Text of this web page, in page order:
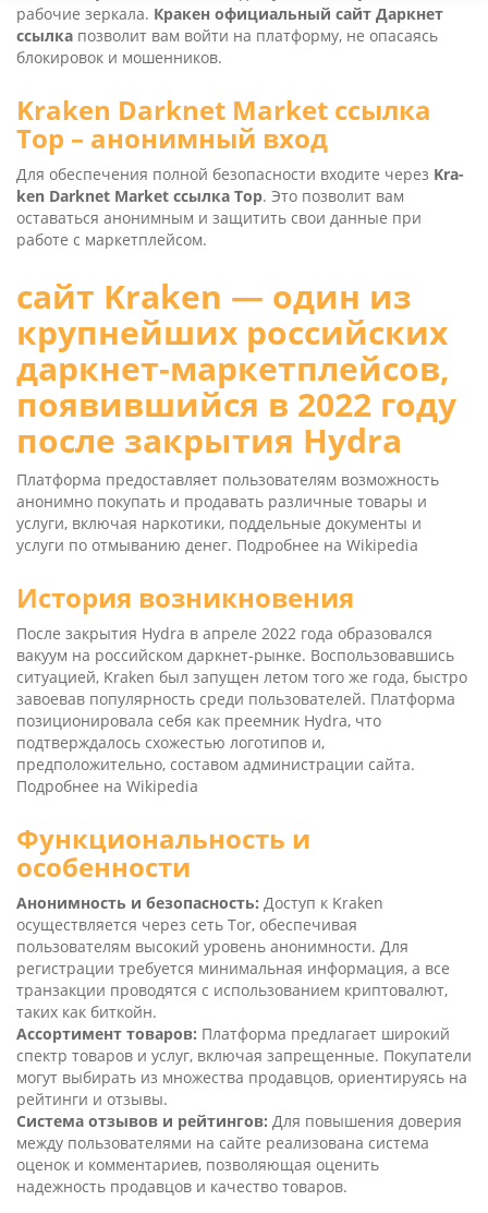
рабочие зеркала. Кракен официальный сайт Даркнет
ссылка позволит вам войти на платформу, не опасаясь
блокировок и мошенников.
Kra­ken Dark­net Mar­ket ссылка
Тор – анонимный вход
Для обеспечения полной безопасности входите через Kra­
ken Dark­net Mar­ket ссылка Тор. Это позволит вам
оставаться анонимным и защитить свои данные при
работе с маркетплейсом.
сайт Kra­ken — один из
крупнейших российских
даркнет-маркетплейсов,
появившийся в 2022 году
после закрытия Hydra
Платформа предоставляет пользователям возможность
анонимно покупать и продавать различные товары и
услуги, включая наркотики, поддельные документы и
услуги по отмыванию денег. Подробнее на Wikipedia
История возникновения
После закрытия Hydra в апреле 2022 года образовался
вакуум на российском даркнет-рынке. Воспользовавшись
ситуацией, Kra­ken был запущен летом того же года, быстро
завоевав популярность среди пользователей. Платформа
позиционировала себя как преемник Hydra, что
подтверждалось схожестью логотипов и,
предположительно, составом администрации сайта.
Подробнее на Wikipedia
Функциональность и
особенности
Анонимность и безопасность: Доступ к Kra­ken
осуществляется через сеть Tor, обеспечивая
пользователям высокий уровень анонимности. Для
регистрации требуется минимальная информация, а все
транзакции проводятся с использованием криптовалют,
таких как биткойн.
Ассортимент товаров: Платформа предлагает широкий
спектр товаров и услуг, включая запрещенные. Покупатели
могут выбирать из множества продавцов, ориентируясь на
рейтинги и отзывы.
Система отзывов и рейтингов: Для повышения доверия
между пользователями на сайте реализована система
оценок и комментариев, позволяющая оценить
надежность продавцов и качество товаров.